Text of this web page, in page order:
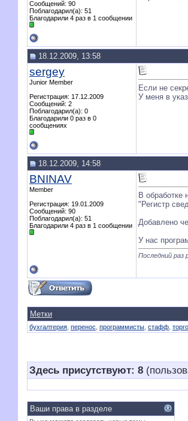
Сообщений: 90
Поблагодарил(а): 51
Благодарили 4 раз в 1 сообщении
18.12.2009, 13:58
sergey
Junior Member
Регистрация: 17.12.2009
Сообщений: 2
Поблагодарил(а): 0
Благодарили 0 раз в 0
сообщениях
Если не
У меня в
18.12.2009, 14:58
BNINAV
Member
Регистрация: 19.01.2009
Сообщений: 90
Поблагодарил(а): 51
Благодарили 4 раз в 1 сообщении
В обработке
"Регистр
Добавлено
У нас
Последний раз
Метки
бухгалтерия перенос программисты стафф
Здесь присутствуют: 8
Ваши права в разделе